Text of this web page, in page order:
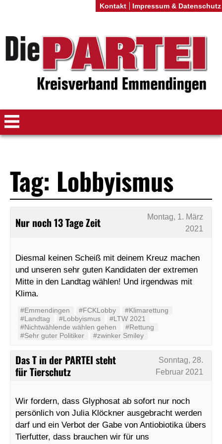
Tag: Lobbyismus
Nur noch 13 Tage Zeit
Montag, 1. März
2021
Diesmal keinen Scheiß mit deinem Kreuz machen
und unseren sehr guten Kandidaten der extremen
Mitte in den Landtag wählen! Und irgendwas mit
Klima.
#Emmendingen #FCKLobby
#Klimarettung
#Landtag
#Lobbyismus
#LTW 2021
#Nichtwählende wählen gehen
#Rettung
#Sehr guter Politiker
#zwinker Smiley
Das T in der PARTEI steht
für Tierschutz
Sonntag, 28.
Februar 2021
Wir fordern, dass Glyphosat ab sofort nur noch
persönlich von Julia Klöckner ausgebracht werden
darf und ein Verbot der Gabe von Antiobiotika übers
Tierfutter, dass brauchen wir für uns
Kontakt Impressum & Datenschutz